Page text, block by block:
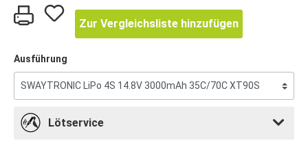
Zur Vergleichsliste hinzufügen
Ausführung
Lötservice